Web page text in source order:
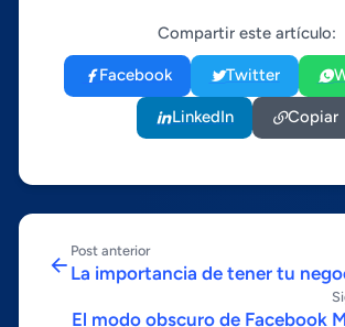
Compartir este artículo:
Facebook Twitter
LinkedIn Copiar
Post anterior
La importancia de tener tu
en tiempos de crisis (Página
El modo obscuro de Facebook